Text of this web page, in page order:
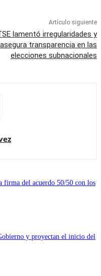
Artículo siguiente
lamentó irregularidades y
asegura transparencia en las
elecciones subnacionales
firma del acuerdo 50/50 con los
y proyectan el inicio del